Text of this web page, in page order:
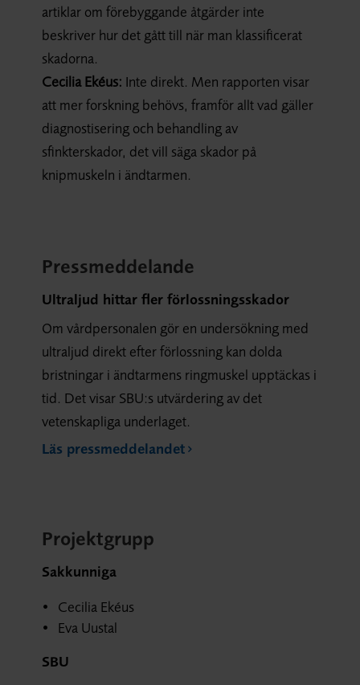
artiklar om förebyggande åtgärder inte
beskriver hur det gått till när man klassificerat
skadorna.
Cecilia Ekéus: Inte direkt. Men rapporten visar
att mer forskning behövs, framför allt vad gäller
diagnostisering och behandling av
sfinkterskador, det vill säga skador på
knipmuskeln i ändtarmen.
Pressmeddelande
Ultraljud hittar fler förlossningsskador
Om vårdpersonalen gör en undersökning med
ultraljud direkt efter förlossning kan dolda
bristningar i ändtarmens ringmuskel upptäckas i
tid. Det visar SBU:s utvärdering av det
vetenskapliga underlaget.
Läs pressmeddelandet
Projektgrupp
Sakkunniga
Cecilia Ekéus
Eva Uustal
SBU